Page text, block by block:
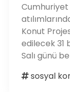
Cumhuriyet
Konut
edilecek 31
Salı günü
sosyal